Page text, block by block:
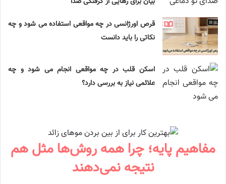
قرص اورژانسی در چه مواقعی استفاده می شود و چه
نکاتی را باید دانست
اسکن قلب در چه مواقعی انجام می شود و چه
علائمی نیاز به بررسی دارد؟
مفاهیم پایه؛ چرا همه روش‌ها مثل هم
نتیجه نمی‌دهند